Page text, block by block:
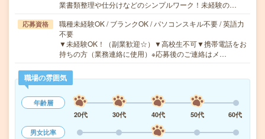
業書類整理や仕分けなどのシンプルワーク！未経験の…
応募資格
職種未経験OK / ブランクOK / パソコンスキル不要 / 英語力
不要
▼未経験OK！（副業歓迎☆）▼高校生不可▼携帯電話をお
持ちの方（業務連絡に使用）※応募後のご連絡はメ…
職場の雰囲気
年齢層
20代
30代 40代 50代
60代
男女比率